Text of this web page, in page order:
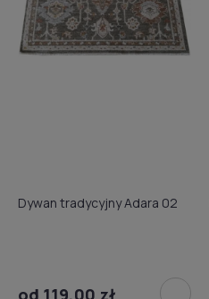
Dywan tradycyjny Adara 02
od 119,00 zł